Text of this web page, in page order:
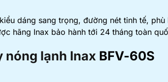
dáng sang trọng, đường nét tinh tế,
hãng Inax bảo hành tới 24 tháng toàn
nóng lạnh Inax BFV-60S